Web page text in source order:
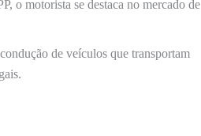
o motorista se destaca no mercado de
de veículos que transportam